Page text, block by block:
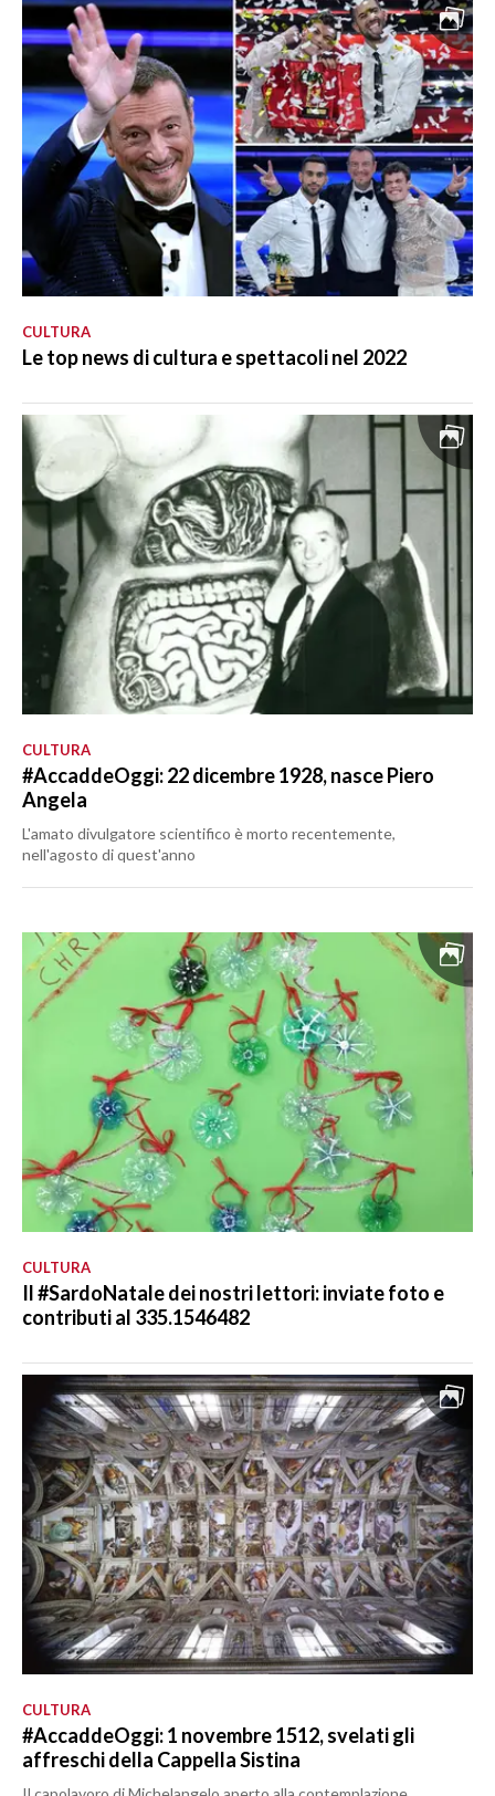
CULTURA
Le top news di cultura e spettacoli nel 2022
CULTURA
#AccaddeOggi: 22 dicembre 1928, nasce Piero
Angela
L'amato divulgatore scientifico è morto recentemente,
nell'agosto di quest'anno
CULTURA
Il #SardoNatale dei nostri lettori: inviate foto e
contributi al 335.1546482
CULTURA
#AccaddeOggi: 1 novembre 1512, svelati gli
affreschi della Cappella Sistina